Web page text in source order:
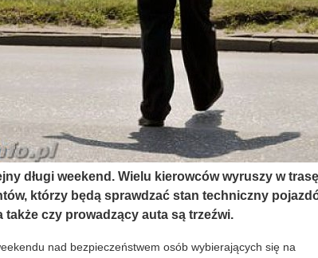
długi weekend. Wielu kierowców wyruszy w
którzy będą sprawdzać stan techniczny
także czy prowadzący auta są trzeźwi.
nad bezpieczeństwem osób wybierających się na